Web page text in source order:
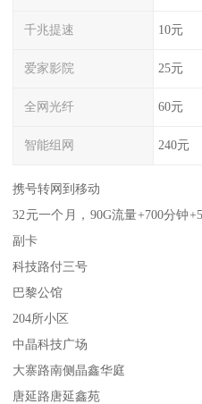
千兆提速 10元
爱家影院 25元
全网光纤 60元
智能组网 240元
携号转网到移动
32元一个月，90G流量+700分钟
副卡
科技路付三号
巴黎公馆
204所小区
中晶科技广场
大寨路南侧晶鑫华庭
唐延路唐延鑫苑